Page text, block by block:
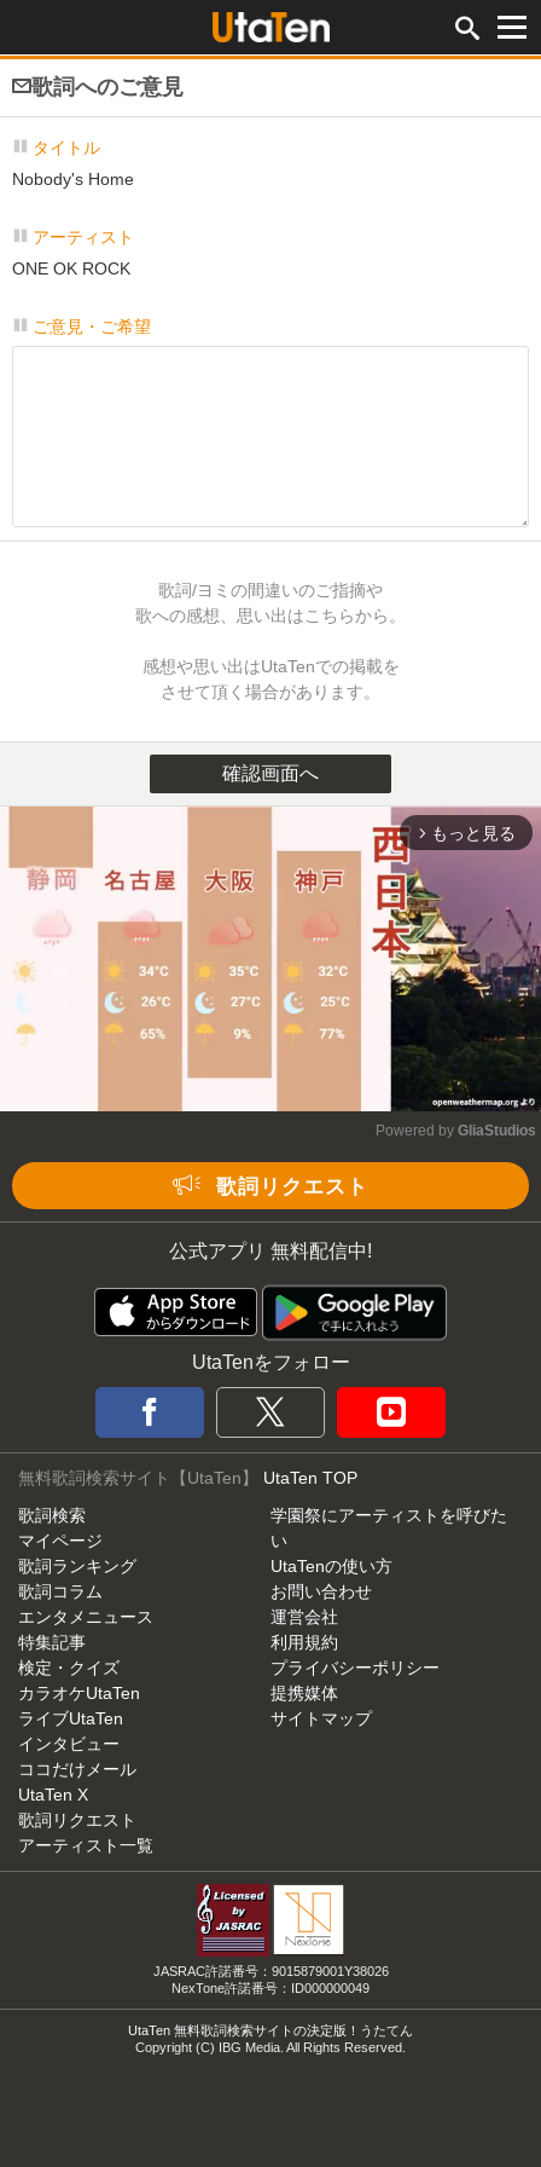
歌詞へのご意見
タイトル
Nobody's Home
アーティスト
ONE OK ROCK
ご意見・ご希望
歌詞/ヨミの間違いのご指摘や
歌への感想、思い出はこちらから。
感想や思い出はUtaTenでの掲載を
させて頂く場合があります。
確認画面へ
arrow_forward_ios もっと見る
Powered by GliaStudios
歌詞リクエスト
公式アプリ 無料配信中!
UtaTenをフォロー
無料歌詞検索サイト【UtaTen】 UtaTen TOP
歌詞検索
マイページ
歌詞ランキング
歌詞コラム
エンタメニュース
特集記事
検定・クイズ
カラオケUtaTen
ライブUtaTen
インタビュー
ココだけメール
UtaTen X
歌詞リクエスト
アーティスト一覧
学園祭にアーティストを呼びた
い
UtaTenの使い方
お問い合わせ
運営会社
利用規約
プライバシーポリシー
提携媒体
サイトマップ
JASRAC許諾番号：9015879001Y38026
NexTone許諾番号：ID000000049
UtaTen 無料歌詞検索サイトの決定版！うたてん
Copyright (C) IBG Media. All Rights Reserved.